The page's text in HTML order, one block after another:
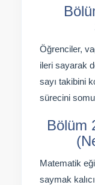
Öğrenciler,
ileri sayarak
sayı takibini
sürecini
Bölüm
Matematik
saymak